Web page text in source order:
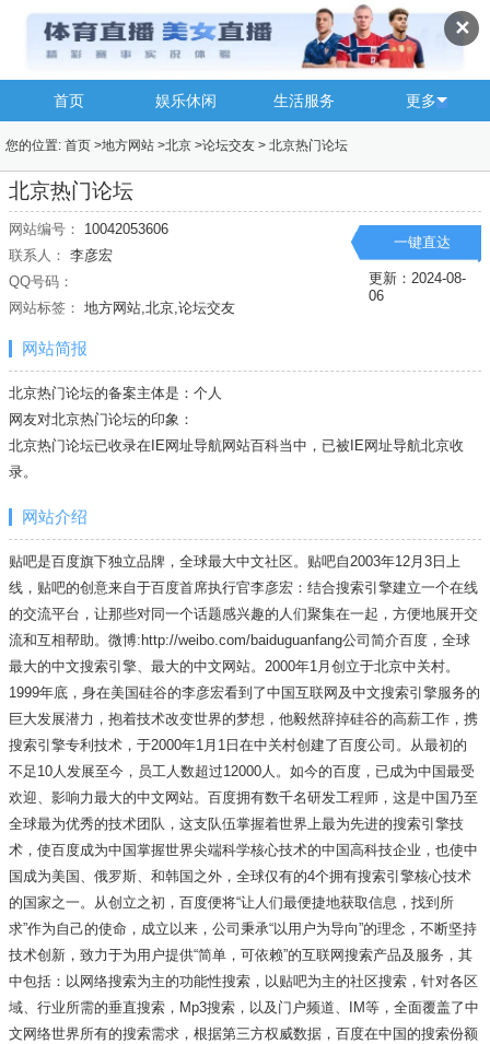
✕
首页 娱乐休闲 生活服务 更多
您的位置: 首页 >地方网站 >北京 >论坛交友 > 北京热门论坛
北京热门论坛
网站编号：
10042053606
联系人： 李彦宏
QQ号码：
网站标签： 地方网站,北京,论坛交友
一键直达
更新：2024-08-
06
网站简报
北京热门论坛的备案主体是：个人
网友对北京热门论坛的印象：
北京热门论坛已收录在IE网址导航网站百科当中，已被IE网址导航北京收
录。
网站介绍
贴吧是百度旗下独立品牌，全球最大中文社区。贴吧自2003年12月3日上
线，贴吧的创意来自于百度首席执行官李彦宏：结合搜索引擎建立一个在线
的交流平台，让那些对同一个话题感兴趣的人们聚集在一起，方便地展开交
流和互相帮助。微博:http://weibo.com/baiduguanfang公司简介百度，全球
最大的中文搜索引擎、最大的中文网站。2000年1月创立于北京中关村。
1999年底，身在美国硅谷的李彦宏看到了中国互联网及中文搜索引擎服务的
巨大发展潜力，抱着技术改变世界的梦想，他毅然辞掉硅谷的高薪工作，携
搜索引擎专利技术，于2000年1月1日在中关村创建了百度公司。从最初的
不足10人发展至今，员工人数超过12000人。如今的百度，已成为中国最受
欢迎、影响力最大的中文网站。百度拥有数千名研发工程师，这是中国乃至
全球最为优秀的技术团队，这支队伍掌握着世界上最为先进的搜索引擎技
术，使百度成为中国掌握世界尖端科学核心技术的中国高科技企业，也使中
国成为美国、俄罗斯、和韩国之外，全球仅有的4个拥有搜索引擎核心技术
的国家之一。从创立之初，百度便将“让人们最便捷地获取信息，找到所
求”作为自己的使命，成立以来，公司秉承“以用户为导向”的理念，不断坚持
技术创新，致力于为用户提供“简单，可依赖”的互联网搜索产品及服务，其
中包括：以网络搜索为主的功能性搜索，以贴吧为主的社区搜索，针对各区
域、行业所需的垂直搜索，Mp3搜索，以及门户频道、IM等，全面覆盖了中
文网络世界所有的搜索需求，根据第三方权威数据，百度在中国的搜索份额